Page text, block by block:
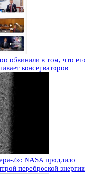
обвинили в том, что его
консерваторов
2»: NASA продлило
переброской энергии